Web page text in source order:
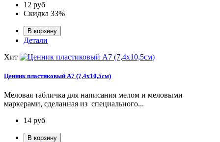
12 руб
Скидка 33%
В корзину
Детали
Хит
Ценник пластиковый А7 (7,4х10,5см)
Меловая табличка для написания мелом и меловыми
маркерами, сделанная из специального...
14 руб
В корзину